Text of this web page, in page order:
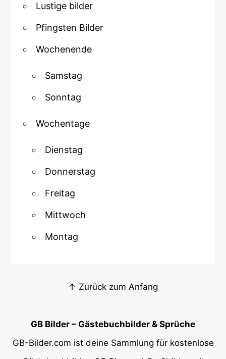
Lustige bilder
Pfingsten Bilder
Wochenende
Samstag
Sonntag
Wochentage
Dienstag
Donnerstag
Freitag
Mittwoch
Montag
↑ Zurück zum Anfang
GB Bilder – Gästebuchbilder & Sprüche
GB-Bilder.com ist deine Sammlung für kostenlose